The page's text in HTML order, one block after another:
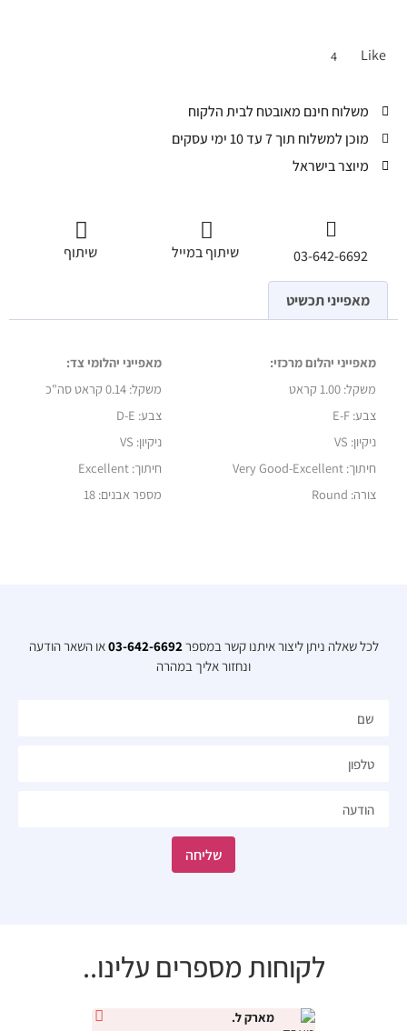
Like
משלוח חינם מאובטח לבית הלקוח
מוכן למשלוח תוך 7 עד 10 ימי עסקים
מיוצר בישראל
03-642-6692 שיתוף במייל שיתוף
מאפייני תכשיט
מאפייני יהלום מרכזי:
מאפייני יהלומי צד:
משקל:1.00 קראט משקל:0.14 קראט סה"כ
צבע: E-F
צבע: D-E
ניקיון: VS
ניקיון: VS
חיתוך: Very Good-Excellent
חיתוך: Excellent
צורה: Round
מספר אבנים: 18
לכל שאלה ניתן ליצור איתנו קשר במספר03-642-6692או השאר הודעה
ונחזור אליך במהרה​
שליחה
לקוחות מספרים עלינו..
מארק ל.